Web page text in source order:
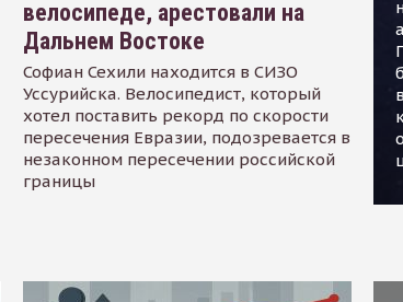
велосипеде, арестовали на
Дальнем Востоке
Софиан Сехили находится в СИЗО
Уссурийска. Велосипедист, который
хотел поставить рекорд по скорости
пересечения Евразии, подозревается в
незаконном пересечении российской
границы